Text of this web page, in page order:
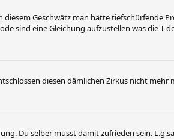
diesem Geschwätz man hätte tiefschürfende
sind eine Gleichung aufzustellen was die T
diesen dämlichen Zirkus nicht mehr
Du selber musst damit zufrieden sein.